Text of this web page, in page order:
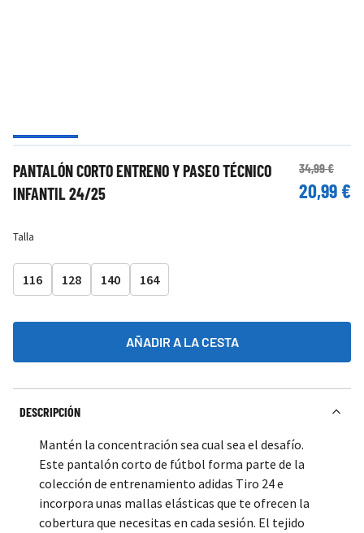
PANTALÓN CORTO ENTRENO Y PASEO TÉCNICO
INFANTIL 24/25
34,99 €
20,99 €
Talla
116 128 140 164
AÑADIR A LA CESTA
DESCRIPCIÓN
Mantén la concentración sea cual sea el desafío.
Este pantalón corto de fútbol forma parte de la
colección de entrenamiento adidas Tiro 24 e
incorpora unas mallas elásticas que te ofrecen la
cobertura que necesitas en cada sesión. El tejido